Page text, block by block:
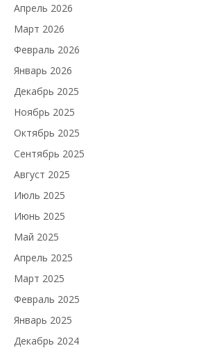
Апрель 2026
Март 2026
Февраль 2026
Январь 2026
Декабрь 2025
Ноябрь 2025
Октябрь 2025
Сентябрь 2025
Август 2025
Июль 2025
Июнь 2025
Май 2025
Апрель 2025
Март 2025
Февраль 2025
Январь 2025
Декабрь 2024